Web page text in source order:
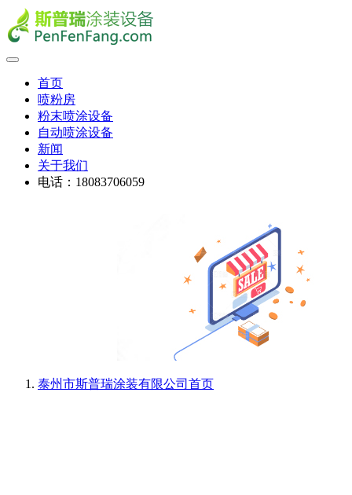
首页
喷粉房
粉末喷涂设备
自动喷涂设备
新闻
关于我们
电话：18083706059
泰州市斯普瑞涂装有限公司 首页